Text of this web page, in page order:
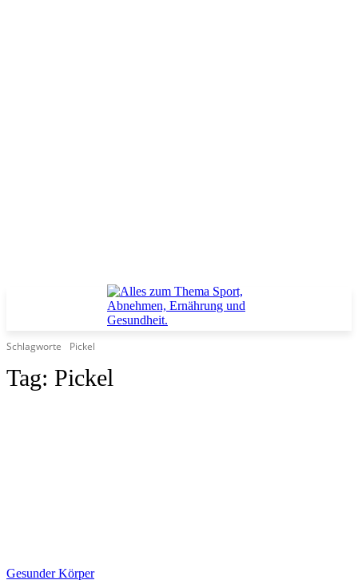
Schlagworte Pickel
Tag: Pickel
Gesunder Körper